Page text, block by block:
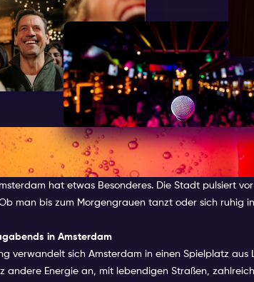
MÖGLICHKEITEN, EINEN
ZU VERBRINGEN
hat etwas Besonderes. Die Stadt pulsiert
man bis zum Morgengrauen tanzt oder sich ruhig
in Amsterdam
verwandelt sich Amsterdam in einen Spielplatz
andere Energie an, mit lebendigen Straßen,